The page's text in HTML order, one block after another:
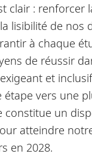
clair : renforcer
lisibilité de nos
à chaque
de réussir
et
étape vers une
constitue un
atteindre
en 2028.